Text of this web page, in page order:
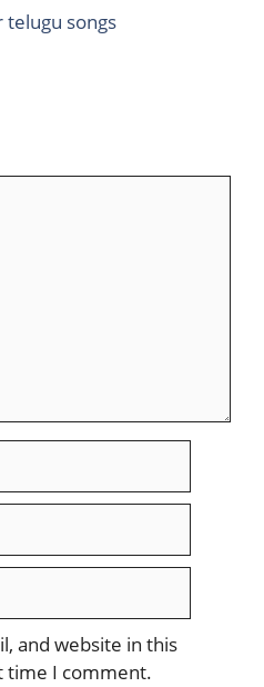
telugu songs
and website in this
time I comment.